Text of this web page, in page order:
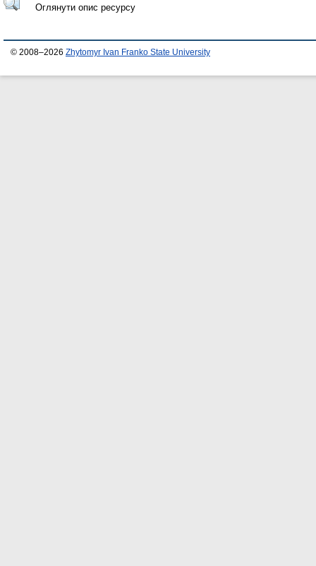
Оглянути опис ресурсу
© 2008–2026 Zhytomyr Ivan Franko State University